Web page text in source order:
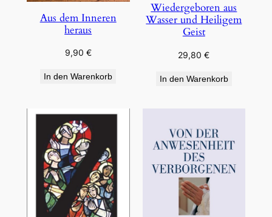
Aus dem Inneren
heraus
9,90 €
In den Warenkorb
Wiedergeboren aus
Wasser und Heiligem
Geist
29,80€
In den Warenkorb